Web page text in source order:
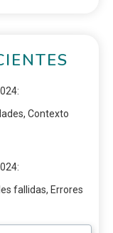
Contexto
fallidas, Errores